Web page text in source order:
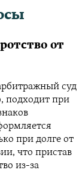
от
суд
подходит при
при долге от
что пристав
из-за